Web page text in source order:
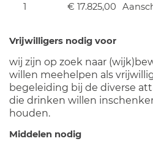
1
€ 17.825,00
Vrijwilligers nodig voor
wij zijn op zoek naar
willen meehelpen als
begeleiding bij de diverse
die drinken willen
houden.
Middelen nodig